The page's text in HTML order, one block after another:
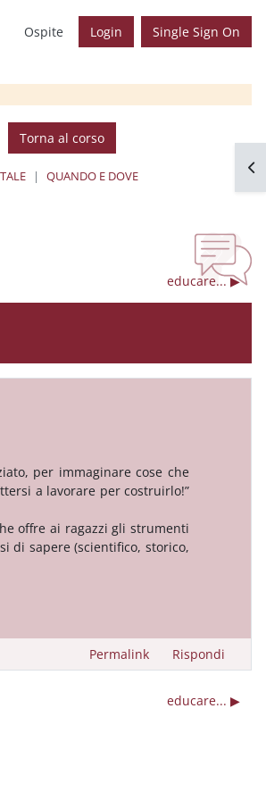
Ospite Login Single Sign On
Torna al corso
QUANDO E DOVE
educare... ▶︎
per immaginare cose che
a lavorare per costruirlo!”
offre ai ragazzi gli strumenti
di sapere (scientifico, storico,
Permalink Rispondi
educare... ▶︎